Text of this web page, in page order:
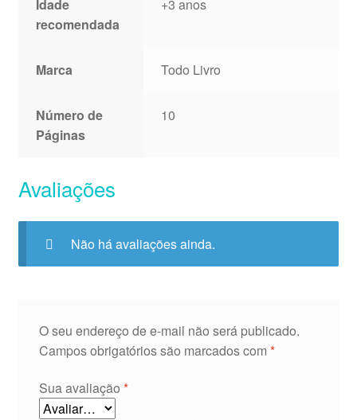
Idade
recomendada
+3 anos
Marca Todo Livro
Número de
Páginas
10
Avaliações
Não há avaliações ainda.
O seu endereço de e-mail não será publicado.
Campos obrigatórios são marcados com *
Sua avaliação *